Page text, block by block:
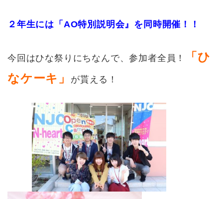
２年生には「AO特別説明会』を同時開催！！
今回はひな祭りにちなんで、参加者全員！
「ひ
なケーキ」
が貰える！